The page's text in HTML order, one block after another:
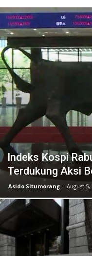
Indeks Kospi
Terdukung Aksi
Asido Situmorang - August 5,